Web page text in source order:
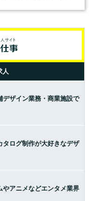
人
デザイン業務・商業施設で
ログ制作が大好きなデザ
やアニメなどエンタメ業界